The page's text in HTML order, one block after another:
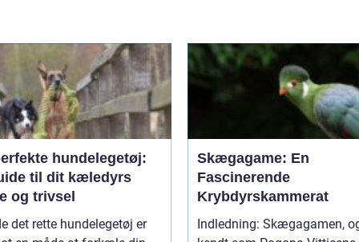
hundelegetøj:
til dit kæledyrs
og trivsel
det rette hundelegetøj er
Skægagame: En
Fascinerende
Krybdyrskammerat
Indledning: Skægagamen, også